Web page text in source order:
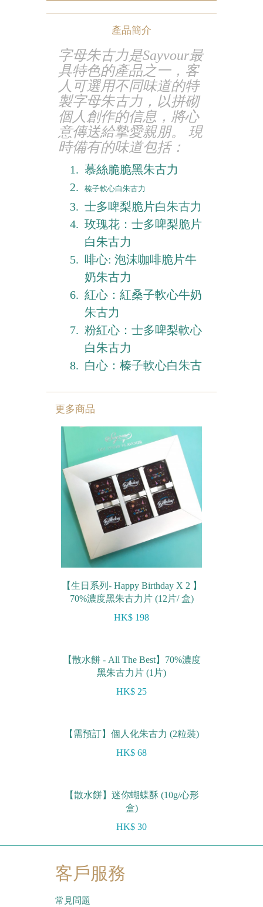
產品簡介
字母朱古力是Sayvour最
具特色的產品之一，客
人可選用不同味道的特
製字母朱古力，以拼砌
個人創作的信息，將心
意傳送給摯愛親朋。 現
時備有的味道包括：
慕絲脆脆黑朱古力
榛子軟心白朱古力
士多啤梨脆片白朱古力
玫瑰花：士多啤梨脆片
白朱古力
啡心: 泡沫咖啡脆片牛
奶朱古力
紅心：紅桑子軟心牛奶
朱古力
粉紅心：士多啤梨軟心
白朱古力
白心：榛子軟心白朱古
更多商品
【生日系列- Happy Birthday X 2 】
70%濃度黑朱古力片 (12片/ 盒)
HK$ 198
【散水餅 - All The Best】70%濃度
黑朱古力片 (1片)
HK$ 25
【需預訂】個人化朱古力 (2粒裝)
HK$ 68
【散水餅】迷你蝴蝶酥 (10g/心形
盒)
HK$ 30
客戶服務
常見問題